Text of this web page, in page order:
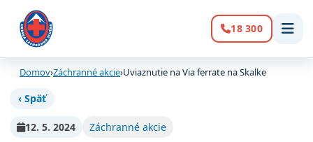
Volanie:
18 300
Domov›Záchranné akcie›Uviaznutie na Via ferrate na Skalke
‹ Späť
12. 5. 2024 Záchranné akcie